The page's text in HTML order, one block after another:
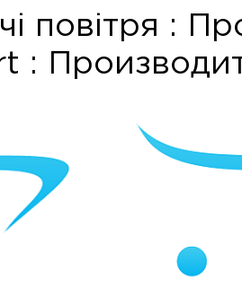
повітря :
: